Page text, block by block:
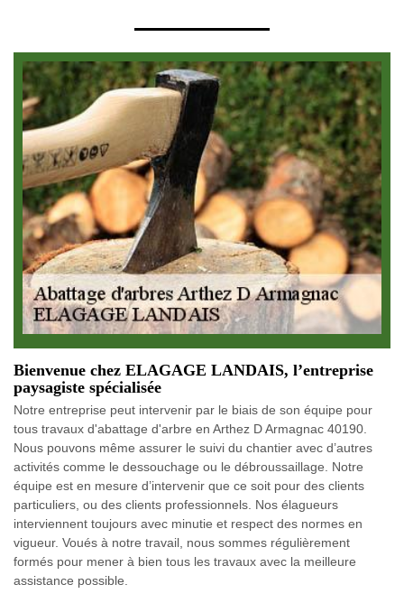
Bienvenue chez ELAGAGE LANDAIS, l’entreprise
paysagiste spécialisée
Notre entreprise peut intervenir par le biais de son équipe pour
tous travaux d'abattage d'arbre en Arthez D Armagnac 40190.
Nous pouvons même assurer le suivi du chantier avec d’autres
activités comme le dessouchage ou le débroussaillage. Notre
équipe est en mesure d’intervenir que ce soit pour des clients
particuliers, ou des clients professionnels. Nos élagueurs
interviennent toujours avec minutie et respect des normes en
vigueur. Voués à notre travail, nous sommes régulièrement
formés pour mener à bien tous les travaux avec la meilleure
assistance possible.